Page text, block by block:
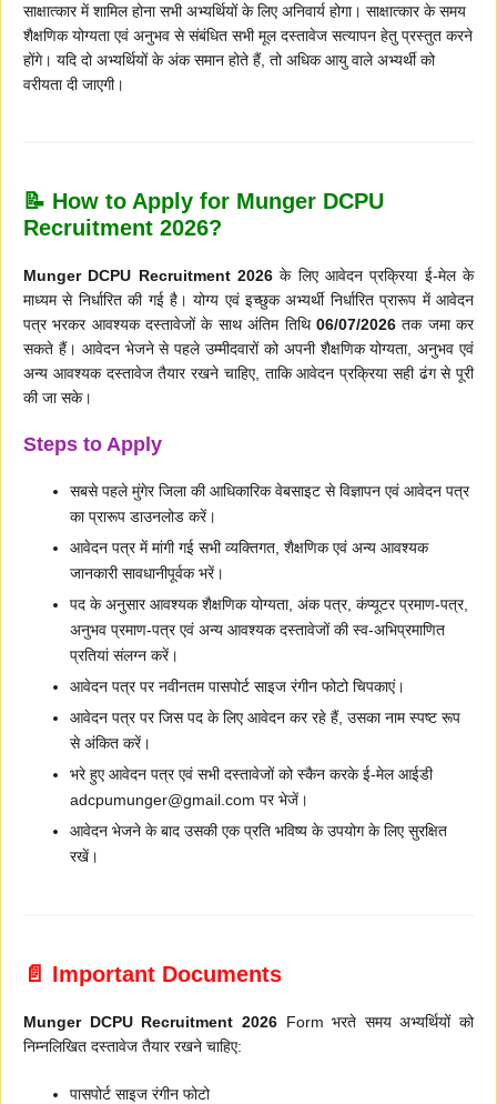
साक्षात्कार में शामिल होना सभी अभ्यर्थियों के लिए अनिवार्य होगा। साक्षात्कार के समय
शैक्षणिक योग्यता एवं अनुभव से संबंधित सभी मूल दस्तावेज सत्यापन हेतु प्रस्तुत करने
होंगे। यदि दो अभ्यर्थियों के अंक समान होते हैं, तो अधिक आयु वाले अभ्यर्थी को
वरीयता दी जाएगी।
📝 How to Apply for Munger DCPU
Recruitment 2026?
Munger DCPU Recruitment 2026 के लिए आवेदन प्रक्रिया ई-मेल के
माध्यम से निर्धारित की गई है। योग्य एवं इच्छुक अभ्यर्थी निर्धारित प्रारूप में आवेदन
पत्र भरकर आवश्यक दस्तावेजों के साथ अंतिम तिथि 06/07/2026तक जमा कर
सकते हैं। आवेदन भेजने से पहले उम्मीदवारों को अपनी शैक्षणिक योग्यता, अनुभव एवं
अन्य आवश्यक दस्तावेज तैयार रखने चाहिए, ताकि आवेदन प्रक्रिया सही ढंग से पूरी
की जा सके।
Steps to Apply
सबसे पहले मुंगेर जिला की आधिकारिक वेबसाइट से विज्ञापन एवं आवेदन पत्र
का प्रारूप डाउनलोड करें।
आवेदन पत्र में मांगी गई सभी व्यक्तिगत, शैक्षणिक एवं अन्य आवश्यक
जानकारी सावधानीपूर्वक भरें।
पद के अनुसार आवश्यक शैक्षणिक योग्यता, अंक पत्र, कंप्यूटर प्रमाण-पत्र,
अनुभव प्रमाण-पत्र एवं अन्य आवश्यक दस्तावेजों की स्व-अभिप्रमाणित
प्रतियां संलग्न करें।
आवेदन पत्र पर नवीनतम पासपोर्ट साइज रंगीन फोटो चिपकाएं।
आवेदन पत्र पर जिस पद के लिए आवेदन कर रहे हैं, उसका नाम स्पष्ट रूप
से अंकित करें।
भरे हुए आवेदन पत्र एवं सभी दस्तावेजों को स्कैन करके ई-मेल आईडी
adcpumunger@gmail.com पर भेजें।
आवेदन भेजने के बाद उसकी एक प्रति भविष्य के उपयोग के लिए सुरक्षित
रखें।
📄 Important Documents
Munger DCPU Recruitment 2026Form भरते समय अभ्यर्थियों को
निम्नलिखित दस्तावेज तैयार रखने चाहिए:
पासपोर्ट साइज रंगीन फोटो